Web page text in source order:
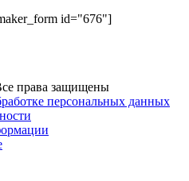
id="676"]
права защищены
персональных данных